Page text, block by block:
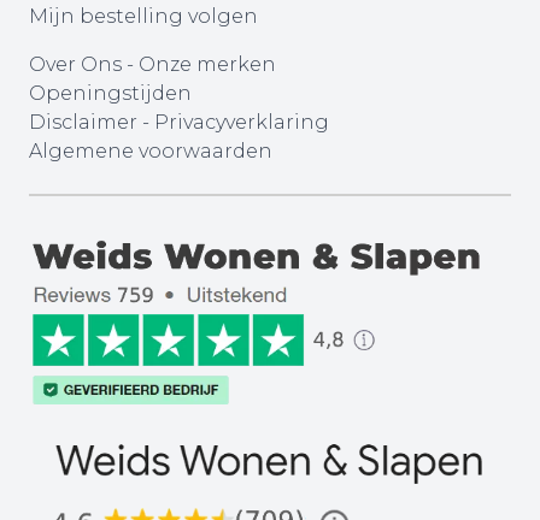
Mijn bestelling volgen
Over Ons - Onze merken
Openingstijden
Disclaimer - Privacyverklaring
Algemene voorwaarden